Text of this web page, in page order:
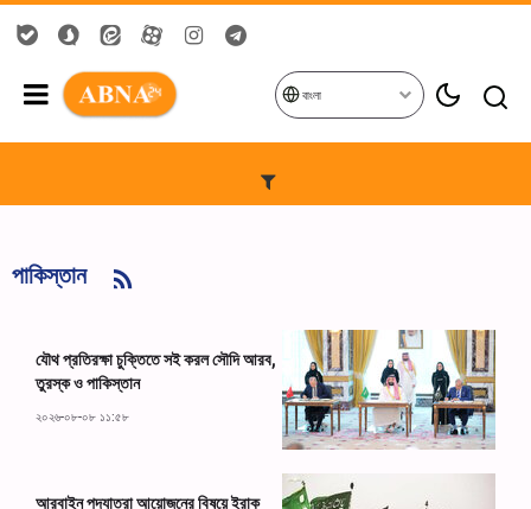
বাংলা
পাকিস্তান
যৌথ প্রতিরক্ষা চুক্তিতে সই করল সৌদি আরব,
তুরস্ক ও পাকিস্তান
২০২৬-০৮-০৮ ১১:৫৮
আরবাইন পদযাত্রা আয়োজনের বিষয়ে ইরাক